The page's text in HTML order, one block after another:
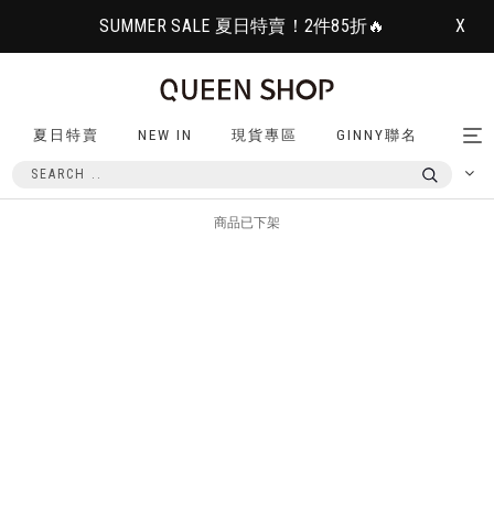
SUMMER SALE 夏日特賣！2件85折🔥 X
夏日特賣 NEW IN 現貨專區 GINNY聯名
商品已下架